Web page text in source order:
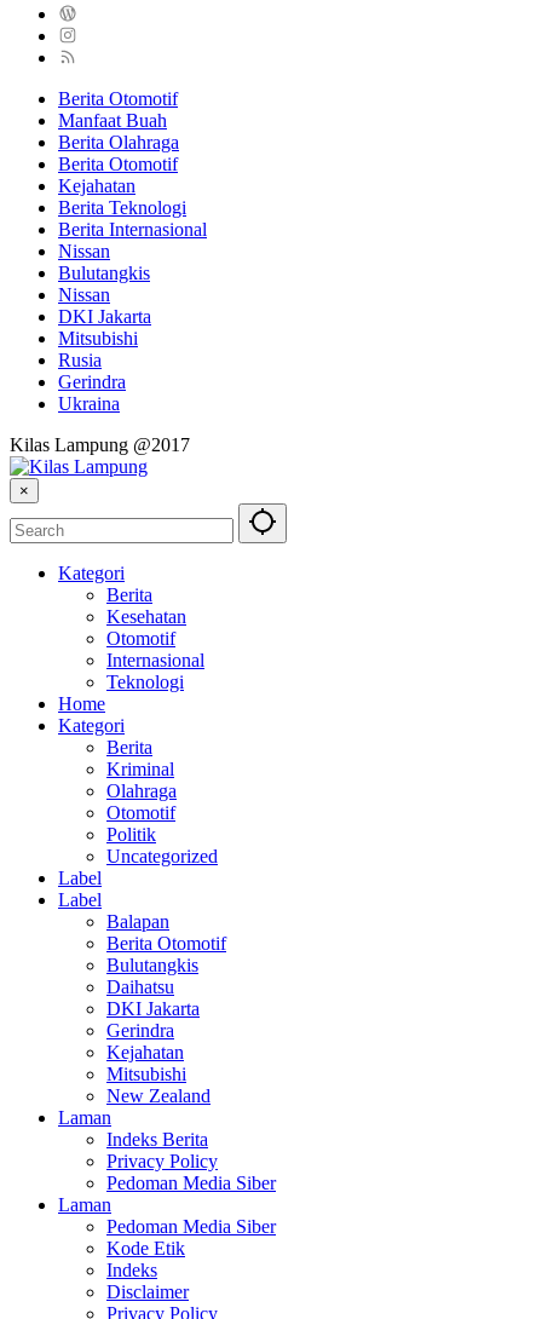
Berita Otomotif
Manfaat Buah
Berita Olahraga
Berita Otomotif
Kejahatan
Berita Teknologi
Berita Internasional
Nissan
Bulutangkis
Nissan
DKI Jakarta
Mitsubishi
Rusia
Gerindra
Ukraina
Kilas Lampung @2017
×
Kategori
Berita
Kesehatan
Otomotif
Internasional
Teknologi
Home
Kategori
Berita
Kriminal
Olahraga
Otomotif
Politik
Uncategorized
Label
Label
Balapan
Berita Otomotif
Bulutangkis
Daihatsu
DKI Jakarta
Gerindra
Kejahatan
Mitsubishi
New Zealand
Laman
Indeks Berita
Privacy Policy
Pedoman Media Siber
Laman
Pedoman Media Siber
Kode Etik
Indeks
Disclaimer
Privacy Policy